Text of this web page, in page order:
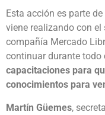
Esta acción es parte
viene realizando con el
compañía Mercado
continuar durante todo
capacitaciones para
conocimientos para
Martín Güemes,